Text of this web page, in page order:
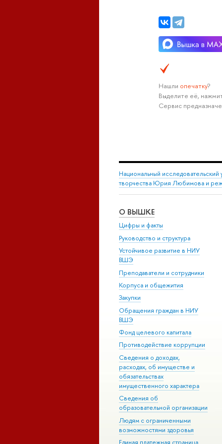
Нашли опечатку?
Выделите её,
Сервис
Национальный
творчества Юрия Любимова и
О ВЫШКЕ
Цифры и факты
Руководство и структура
Устойчивое развитие в НИУ
ВШЭ
Преподаватели и сотрудники
Корпуса и общежития
Закупки
Обращения граждан в НИУ
ВШЭ
Фонд целевого капитала
Противодействие коррупции
Сведения о доходах,
расходах, об имуществе и
обязательствах
имущественного характера
Сведения об
образовательной организации
Людям с ограниченными
возможностями здоровья
Единая платежная страница